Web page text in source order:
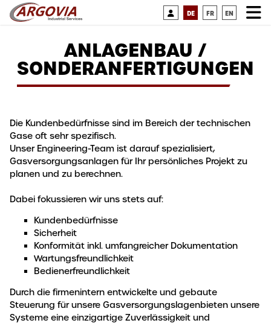
EN
FR
DE
ANLAGENBAU /
SONDERANFERTIGUNGEN
Die Kundenbedürfnisse sind im Bereich der technischen
Gase oft sehr spezifisch.
Unser Engineering-Team ist darauf spezialisiert,
Gasversorgungsanlagen für Ihr persönliches Projekt zu
planen und zu berechnen.
Dabei fokussieren wir uns stets auf:
Kundenbedürfnisse
Sicherheit
Konformität inkl. umfangreicher Dokumentation
Wartungsfreundlichkeit
Bedienerfreundlichkeit
Durch die firmenintern entwickelte und gebaute
Steuerung für unsere Gasversorgungslagenbieten unsere
Systeme eine einzigartige Zuverlässigkeit und